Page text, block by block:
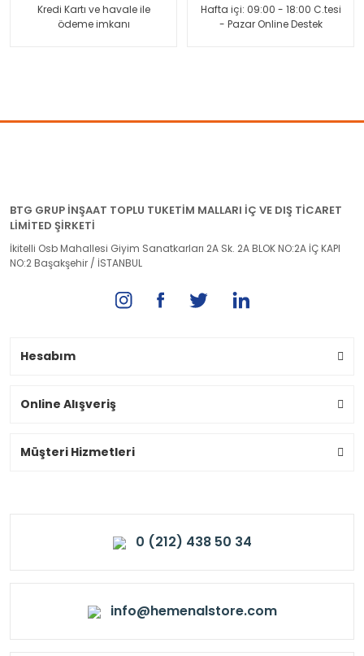
Kredi Kartı ve havale ile
ödeme imkanı
Hafta içi: 09:00 - 18:00 C.tesi
- Pazar Online Destek
BTG GRUP İNŞAAT TOPLU TUKETİM MALLARI İÇ VE DIŞ TİCARET
LİMİTED ŞİRKETİ
İkitelli Osb Mahallesi Giyim Sanatkarları 2A Sk. 2A BLOK NO:2A İÇ KAPI
NO:2 Başakşehir / İSTANBUL
Hesabım
Online Alışveriş
Müşteri Hizmetleri
0 (212) 438 50 34
info@hemenalstore.com